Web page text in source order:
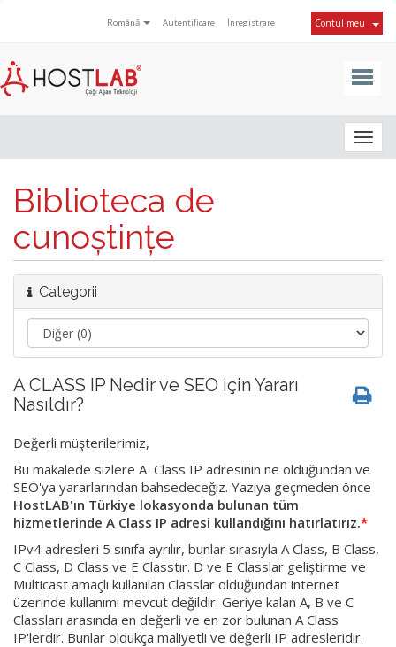
Română Autentificare Înregistrare Contul meu
Biblioteca de
cunoștințe
Categorii
A CLASS IP Nedir ve SEO için Yararı
Nasıldır?
Değerli müşterilerimiz,
Bu makalede sizlere A Class IP adresinin ne olduğundan ve
SEO'ya yararlarından bahsedeceğiz. Yazıya geçmeden önce
HostLAB'ın Türkiye lokasyonda bulunan tüm
hizmetlerinde A Class IP adresi kullandığını hatırlatırız.*
IPv4 adresleri 5 sınıfa ayrılır, bunlar sırasıyla A Class, B Class,
C Class, D Class ve E Classtır. D ve E Classlar geliştirme ve
Multicast amaçlı kullanılan Classlar olduğundan internet
üzerinde kullanımı mevcut değildir. Geriye kalan A, B ve C
Classları arasında en değerli ve en zor bulunan A Class
IP'lerdir. Bunlar oldukça maliyetli ve değerli IP adresleridir.